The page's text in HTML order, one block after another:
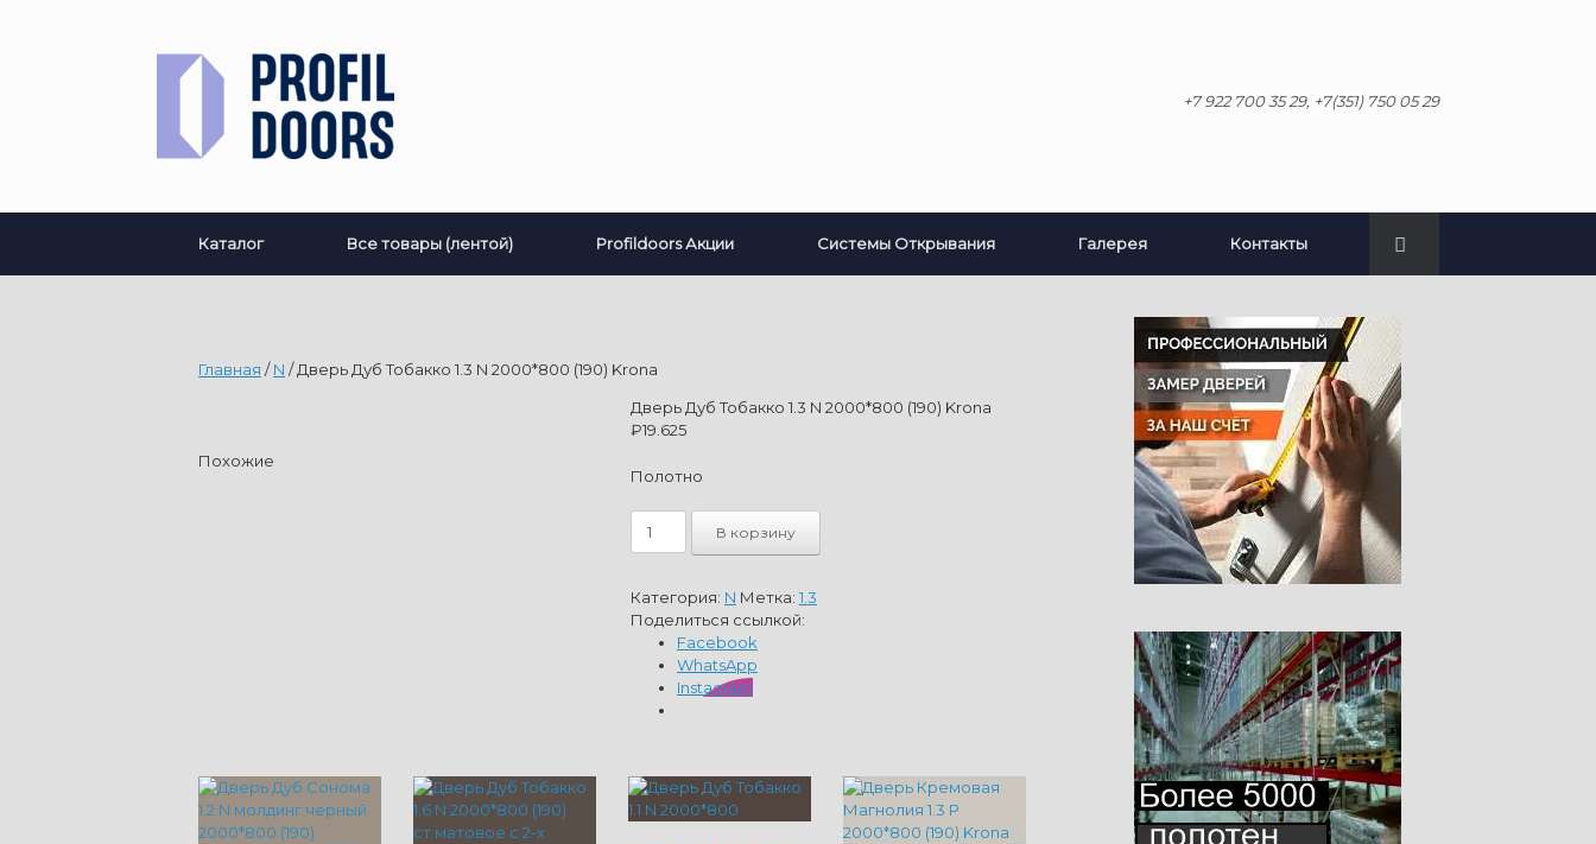
+7 922 700 35 29, +7(351) 750 05 29
Каталог Все товары (лентой) Profildoors Акции Системы Открывания Галерея Контакты
Главная /N / Дверь Дуб Тобакко 1.3 N 2000*800 (190) Krona
Дверь Дуб Тобакко 1.3 N 2000*800 (190) Krona
₽19.625
Полотно
товара
Тобакко
2000*800
В корзину
Категория: N Метка: 1.3
Поделиться ссылкой:
Facebook
WhatsApp
Instagram
Похожие